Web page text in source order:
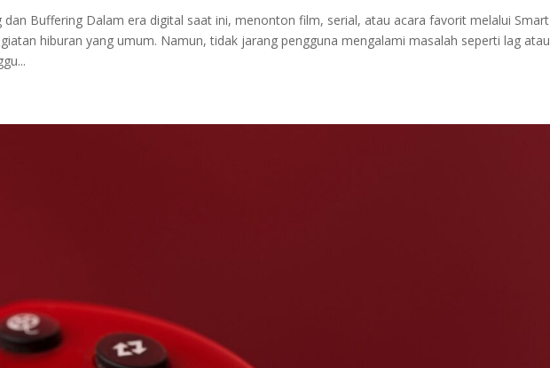
dan Buffering Dalam era digital saat ini, menonton film, serial, atau acara favorit melalui Smart
hiburan yang umum. Namun, tidak jarang pengguna mengalami masalah seperti lag atau